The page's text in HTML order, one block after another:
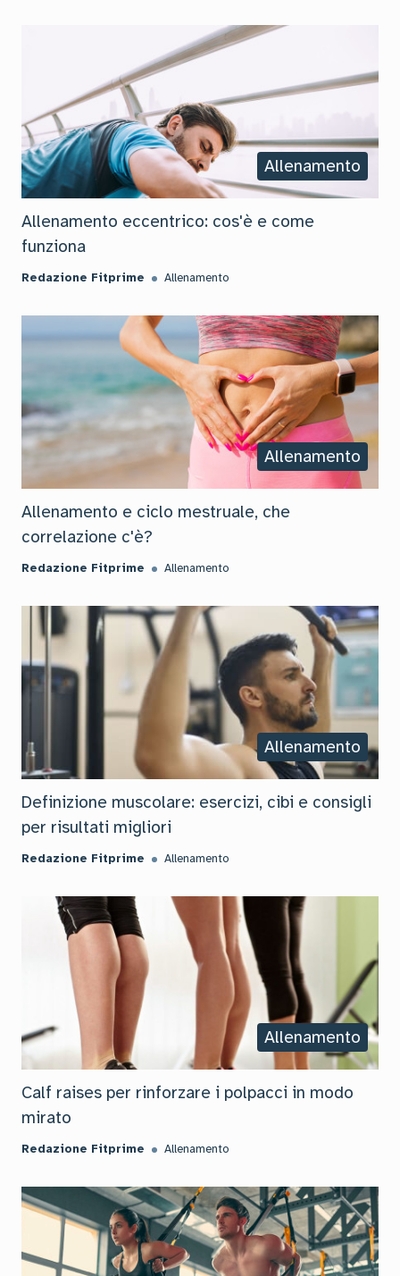
Allenamento
Allenamento eccentrico: cos'è e come
funziona
Redazione Fitprime Allenamento
Allenamento
Allenamento e ciclo mestruale, che
correlazione c'è?
Redazione Fitprime Allenamento
Allenamento
Definizione muscolare: esercizi, cibi e consigli
per risultati migliori
Redazione Fitprime Allenamento
Allenamento
Calf raises per rinforzare i polpacci in modo
mirato
Redazione Fitprime Allenamento